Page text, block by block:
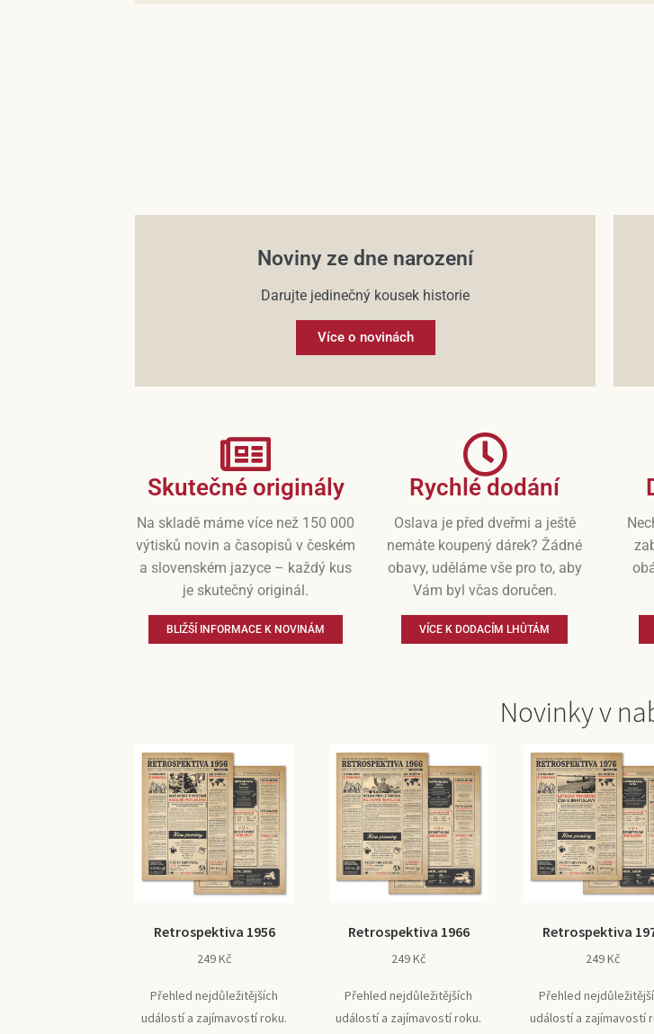
Noviny ze dne narození
Darujte jedinečný kousek historie
Více o novinách
Skutečné originály
Na skladě máme více než 150 000
výtisků novin a časopisů v českém
a slovenském jazyce – každý kus
je skutečný originál.
BLIŽŠÍ INFORMACE K NOVINÁM
Rychlé dodání
Oslava je před dveřmi a ještě
nemáte koupený dárek? Žádné
obavy, uděláme vše pro to, aby
Vám byl včas doručen.
VÍCE K DODACÍM LHŮTÁM
Novinky v
Retrospektiva 1956
249Kč
Přehled nejdůležitějších
událostí a zajímavostí roku.
Retrospektiva 1966
249Kč
Přehled nejdůležitějších
událostí a zajímavostí roku.
Retrospektiva
249Kč
Přehled
událostí a zajímavostí